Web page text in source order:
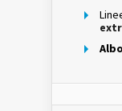
Albo